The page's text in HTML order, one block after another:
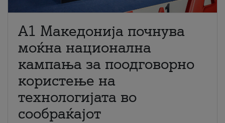
A1 Македонија почнува
моќна национална
кампања за поодговорно
користење на
технологијата во
сообраќајот